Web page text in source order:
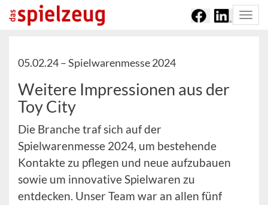
05.02.24 –Spielwarenmesse 2024
Weitere Impressionen aus der
Toy City
Die Branche traf sich auf der
Spielwarenmesse 2024, um bestehende
Kontakte zu pflegen und neue aufzubauen
sowie um innovative Spielwaren zu
entdecken. Unser Team war an allen fünf